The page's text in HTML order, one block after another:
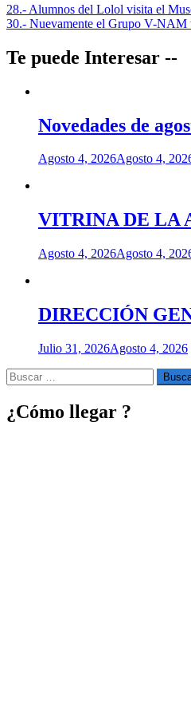
Navegación
de
entradas
28.- Alumnos del Lolol visita el
30.- Nuevamente el Grupo V-NAM
Te puede Interesar --
Novedades de
Agosto 4, 2026Agosto 4,
VITRINA DE LA
Agosto 4, 2026Agosto 4,
DIRECCIÓN
Julio 31, 2026Agosto 4, 2026
Buscar
por:
¿Cómo llegar ?